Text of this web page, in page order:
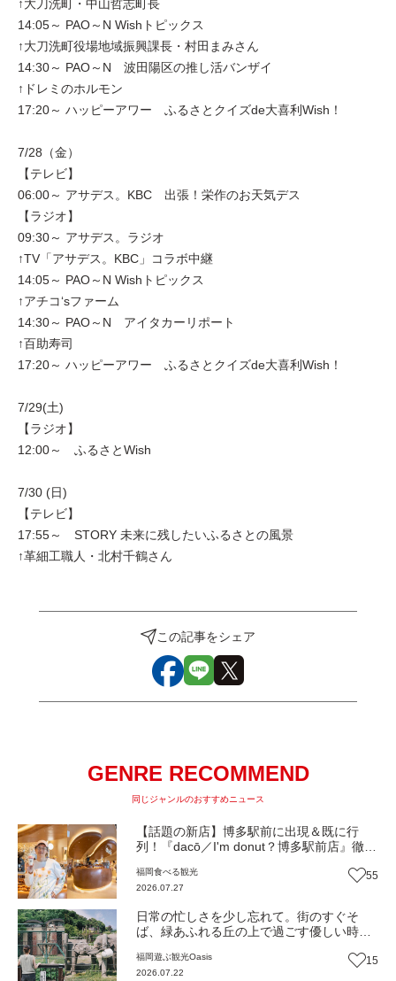
↑大刀洗町・中山哲志町長
14:05～ PAO～N Wishトピックス
↑大刀洗町役場地域振興課長・村田まみさん
14:30～ PAO～N 波田陽区の推し活バンザイ
↑ドレミのホルモン
17:20～ ハッピーアワー ふるさとクイズde大喜利Wish！
7/28（金）
【テレビ】
06:00～ アサデス。KBC 出張！栄作のお天気デス
【ラジオ】
09:30～ アサデス。ラジオ
↑TV「アサデス。KBC」コラボ中継
14:05～ PAO～N Wishトピックス
↑アチコ‘sファーム
14:30～ PAO～N アイタカーリポート
↑百助寿司
17:20～ ハッピーアワー ふるさとクイズde大喜利Wish！
7/29(土)
【ラジオ】
12:00～ ふるさとWish
7/30 (日)
【テレビ】
17:55～ STORY 未来に残したいふるさとの風景
↑革細工職人・北村千鶴さん
この記事をシェア
GENRE RECOMMEND
同じジャンルのおすすめニュース
【話題の新店】博多駅前に出現＆既に行
列！『dacō／I'm donut？博多駅前店』徹底
しみ方＆イチオシメニューも紹介！（福岡
市博多区）【まち歩き】
福岡食べる観光
2026.07.27
55
日常の忙しさを少し忘れて。街のすぐそ
ば、緑あふれる丘の上で過ごす優しい時間
【Oasis~心の休息地をめぐる旅~】
福岡遊ぶ観光Oasis
2026.07.22
15